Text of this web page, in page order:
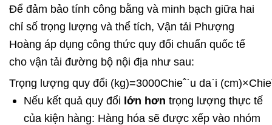
Để đảm bảo tính công bằng và minh bạch giữa hai
chỉ số trọng lượng và thể tích, Vận tải Phượng
Hoàng áp dụng công thức quy đổi chuẩn quốc tế
cho vận tải đường bộ nội địa như sau:
Trọng lượng quy đổi (kg)=3000Chieˆˋu daˋi (cm)×Chie
Nếu kết quả quy đổi lớn hơn trọng lượng thực tế
của kiện hàng: Hàng hóa sẽ được xếp vào nhóm